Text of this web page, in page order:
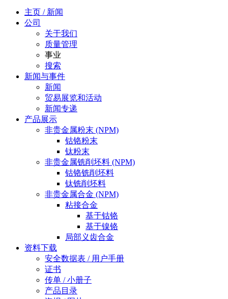
主页 / 新闻
公司
关于我们
质量管理
事业
搜索
新闻与事件
新闻
贸易展览和活动
新闻专递
产品展示
非贵金属粉末 (NPM)
钴铬粉末
钛粉末
非贵金属铣削坯料 (NPM)
钴铬铣削坯料
钛铣削坯料
非贵金属合金 (NPM)
粘接合金
基于钴铬
基于镍铬
局部义齿合金
资料下载
安全数据表 / 用户手册
证书
传单 / 小册子
产品目录